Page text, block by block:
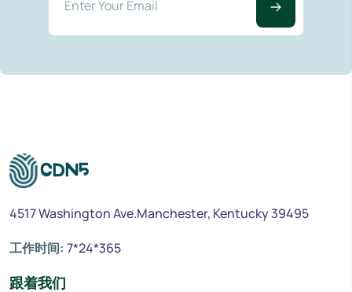
4517 Washington Ave.Manchester, Kentucky 39495
工作时间: 7*24*365
跟着我们